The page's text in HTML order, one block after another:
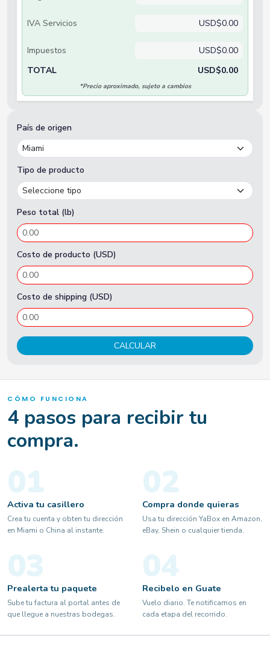
País de origen
Tipo de producto
Peso total (lb)
Costo de producto (USD)
Costo de shipping (USD)
CALCULAR
IVA Servicios USD$0.00
Impuestos
USD$0.00
TOTAL
USD$0.00
*Precio aproximado, sujeto a cambios
CÓMO FUNCIONA
4 pasos para recibir tu
compra.
01
Activa tu casillero
Crea tu cuenta y obten tu dirección
en Miami o China al instante.
02
Compra donde quieras
Usa tu dirección YaBox en Amazon,
eBay, Shein o cualquier tienda.
03
Prealerta tu paquete
Sube tu factura al portal antes de
que llegue a nuestras bodegas.
04
Recibelo en Guate
Vuelo diario. Te notificamos en
cada etapa del recorrido.